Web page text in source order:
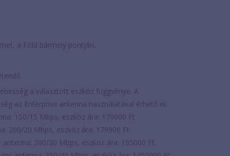
a Föld bármely pontján.
a választott eszköz függvénye. A
az Enterprise antenna használatával érhető el.
150/15 Mbps, eszköz ára: 170000 Ft
200/20 Mbps, eszköz ára: 179900 Ft
antenna: 200/20 Mbps, eszköz ára: 195000 Ft